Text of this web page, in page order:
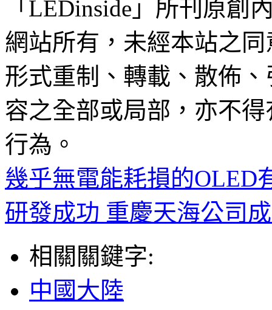
「LEDinside」所刊原創
網站所有，未經本站之
形式重制、轉載、散佈
容之全部或局部，亦不
行為。
幾乎無電能耗損的OLED
研發成功 重慶天海公司
相關關鍵字:
中國大陸